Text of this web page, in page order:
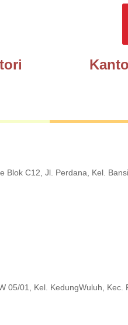
Blok C12, Jl. Perdana, Kel.
05/01, Kel. KedungWuluh,